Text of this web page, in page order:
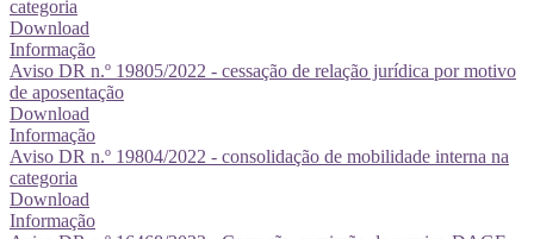
categoria
Download
Informação
Aviso DR n.º 19805/2022 - cessação de relação jurídica por motivo
de aposentação
Download
Informação
Aviso DR n.º 19804/2022 - consolidação de mobilidade interna na
categoria
Download
Informação